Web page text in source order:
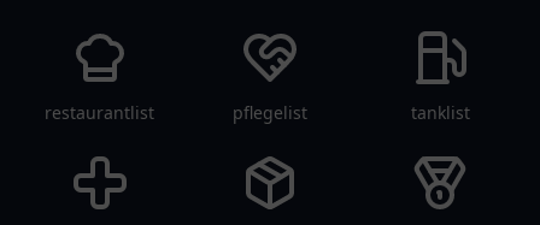
restaurantlist pflegelist tanklist